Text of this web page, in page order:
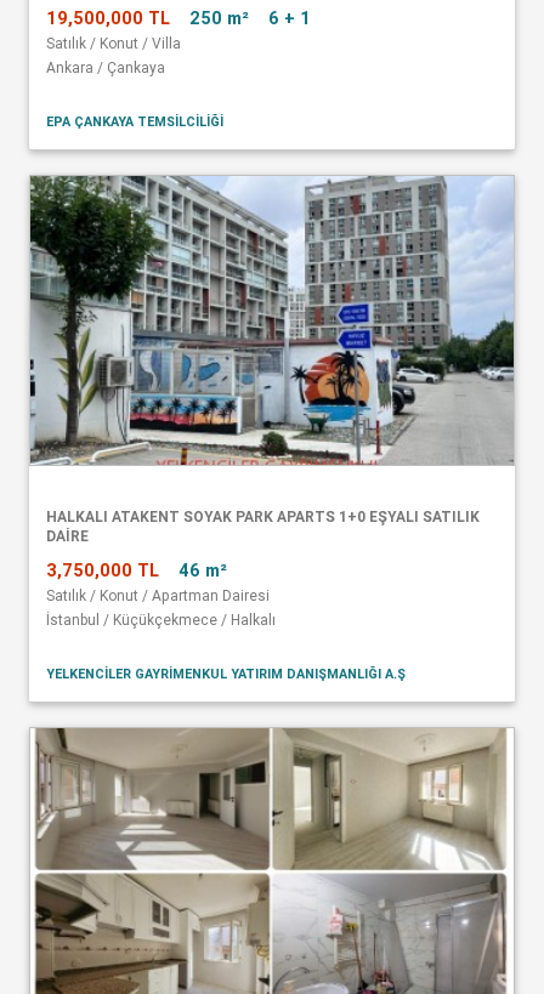
19,500,000 TL 250 m² 6 + 1
Satılık / Konut / Villa
Ankara / Çankaya
EPA ÇANKAYA TEMSİLCİLİĞİ
HALKALI ATAKENT SOYAK PARK APARTS 1+0 EŞYALI SATILIK
DAİRE
3,750,000 TL 46 m²
Satılık / Konut / Apartman Dairesi
İstanbul / Küçükçekmece / Halkalı
YELKENCİLER GAYRİMENKUL YATIRIM DANIŞMANLIĞI A.Ş